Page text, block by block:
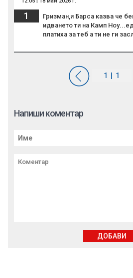
1
Гризман,и Барса казва че
идването ти на Камп
платиха за теб а ти не ги
Напиши коментар
ДОБАВИ